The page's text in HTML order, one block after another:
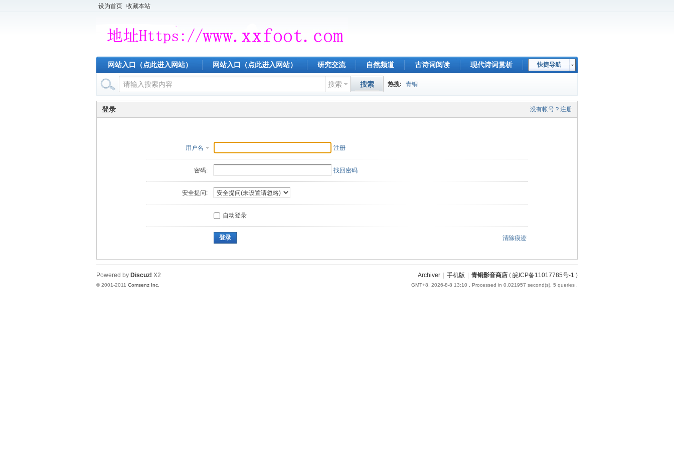
设为首页 收藏本站
快捷导航
网站入口（点此进入网站） 网站入口（点此进入网站） 研究交流 自然频道 古诗词阅读 现代诗词赏析
搜索 搜索 热搜: 青铜
没有帐号？注册
登录
用户名 注册
密码: 找回密码
安全提问:
自动登录
登录 清除痕迹
Archiver 手机版 青铜影音商店 ( 皖ICP备11017785号-1 )
GMT+8, 2026-8-8 13:10 , Processed in 0.021957 second(s), 5 queries .
Powered by Discuz! X2
© 2001-2011 Comsenz Inc.